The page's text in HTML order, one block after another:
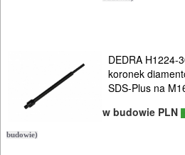
Tarcze
polerskie
DEDRA H1224-
koronek
SDS-Plus na
w budowie PLN
budowie)